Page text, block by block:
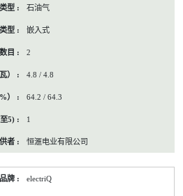
石油气
嵌入式
2
4.8 / 4.8
64.2 / 64.3
1
恒滙电业有限公司
electriQ